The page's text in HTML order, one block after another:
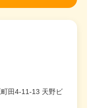
田4-11-13 天野ビ